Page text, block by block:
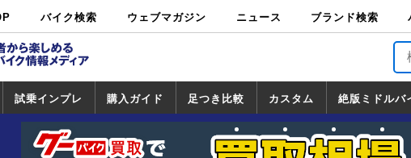
バイク検索
中古バイ
ク・新車検
カタログ検
索
ショップ検
索
ウェブマガジン ニュース ブランド検索
試乗インプレ
試乗インプレ
一覧
ホンダ
ヤマハ
スズキ
カワサキ
ハーレー
BMW
トライアンフ
ドゥカティ
購入ガイド
一覧
足つき比較 カスタム
カスタム
一覧
ホンダ
ヤマハ
スズキ
カワサキ
絶版ミドルバ
絶版ミドルバ
一覧
ホンダ
ヤマハ
スズキ
カワサキ
道の駅調査隊
ツーリング情報局
日本の道50選
国道めぐり
林道ツーリング